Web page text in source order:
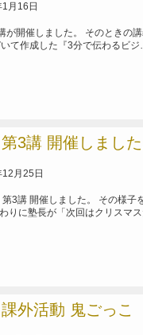
月16日
が開催しました。 そのときの
て作成した『3分で伝わるビ
3講 開催しました
月25日
3講 開催しました。 その様子
りに塾長が「次回はクリスマ
外活動 鬼ごっこ